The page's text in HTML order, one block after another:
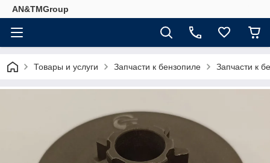
AN&TMGroup
Товары и услуги Запчасти к бензопиле Запчасти к